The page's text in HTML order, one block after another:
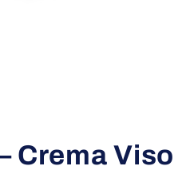
Crema Viso